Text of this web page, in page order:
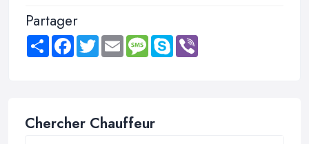
Partager
Share FacebookTwitter Email MessageSkype
Chercher Chauffeur